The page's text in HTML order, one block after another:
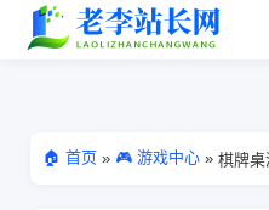
🏠 首页 » 🎮 游戏中心 » 棋牌桌